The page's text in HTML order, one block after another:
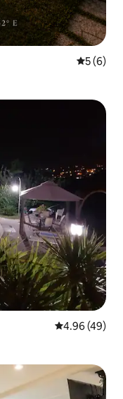
平均评分
5 (6)
平均评分
4.96 (49)